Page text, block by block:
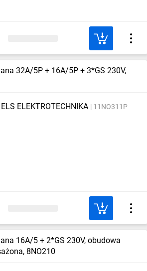
32A/5P + 16A/5P + 3*GS 230V,
ELS ELEKTROTECHNIKA 11NO311P
16A/5 + 2*GS 230V, obudowa
8NO210